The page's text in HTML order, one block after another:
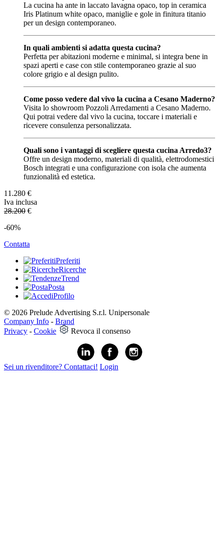
La cucina ha ante in laccato lavagna opaco, top in ceramica
Iris Platinum white opaco, maniglie e gole in finitura titanio
per un design contemporaneo.
In quali ambienti si adatta questa cucina?
Perfetta per abitazioni moderne e minimal, si integra bene in
spazi aperti e case con stile contemporaneo grazie al suo
colore grigio e al design pulito.
Come posso vedere dal vivo la cucina a Cesano Maderno?
Visita lo showroom Pozzoli Arredamenti a Cesano Maderno.
Qui potrai vedere dal vivo la cucina, toccare i materiali e
ricevere consulenza personalizzata.
Quali sono i vantaggi di scegliere questa cucina Arredo3?
Offre un design moderno, materiali di qualità, elettrodomestici
Bosch integrati e una configurazione con isola che aumenta
funzionalità ed estetica.
11.280 €
Iva inclusa
28.200 €
-60%
Contatta
Preferiti
Ricerche
Trend
Posta
Profilo
© 2026 Prelude Advertising S.r.l. Unipersonale
Company Info - Brand
Privacy - Cookie Revoca il consenso
Sei un rivenditore? Contattaci! Login